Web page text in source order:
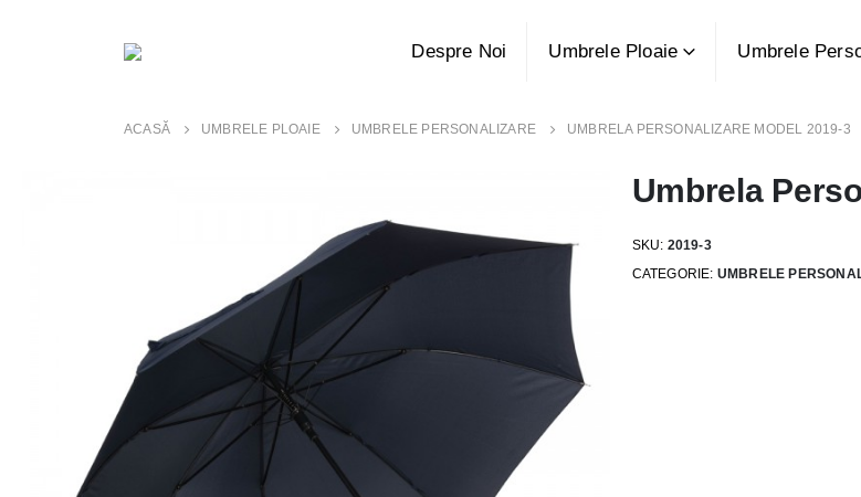
Despre Noi Umbrele Ploaie Umbrele
ACASĂ UMBRELE PLOAIE UMBRELE PERSONALIZARE UMBRELA PERSONALIZARE MODEL 2019-3
Umbrela
SKU: 2019-3
CATEGORIE: UMBRELE